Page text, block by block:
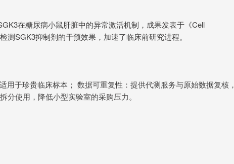
在糖尿病小鼠肝脏中的异常激活机制，成果发表于《Cell
SGK3抑制剂的干预效果，加速了临床前研究进程。
于珍贵临床标本； 数据可重复性：提供代测服务与原始数据复核，
使用，降低小型实验室的采购压力。